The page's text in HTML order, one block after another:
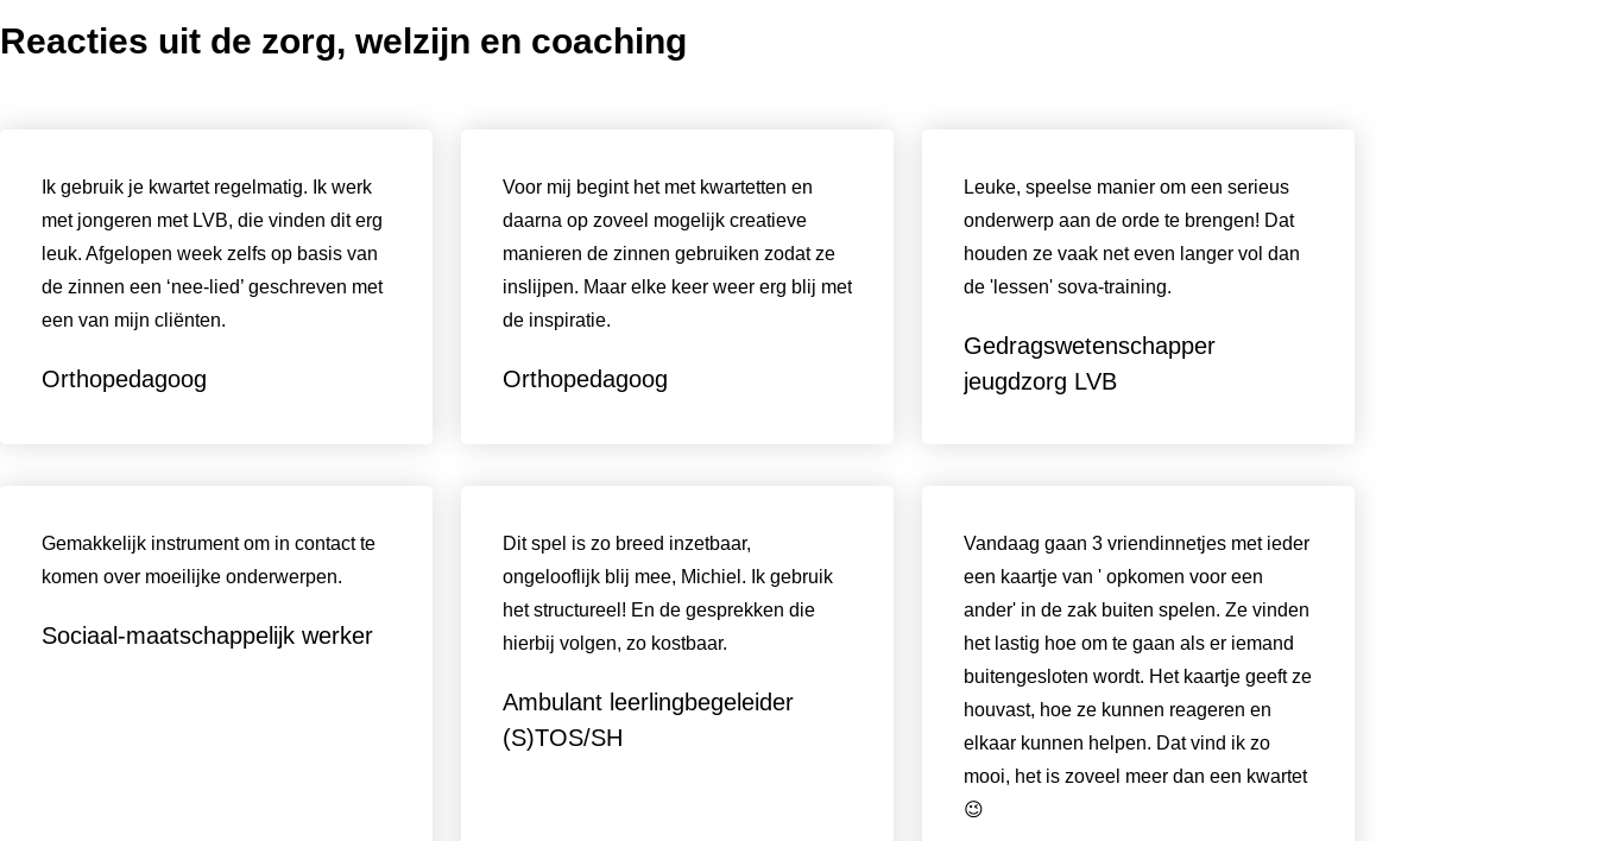
Reacties uit de zorg, welzijn en coaching
Ik gebruik je kwartet regelmatig. Ik werk
met jongeren met LVB, die vinden dit erg
leuk. Afgelopen week zelfs op basis van
de zinnen een ‘nee-lied’ geschreven met
een van mijn cliënten.
Orthopedagoog
Voor mij begint het met kwartetten en
daarna op zoveel mogelijk creatieve
manieren de zinnen gebruiken zodat ze
inslijpen. Maar elke keer weer erg blij met
de inspiratie.
Orthopedagoog
Leuke, speelse manier om een serieus
onderwerp aan de orde te brengen! Dat
houden ze vaak net even langer vol dan
de 'lessen' sova-training.
Gedragswetenschapper
jeugdzorg LVB
Gemakkelijk instrument om in contact te
komen over moeilijke onderwerpen.
Sociaal-maatschappelijk werker
Dit spel is zo breed inzetbaar,
ongelooflijk blij mee, Michiel. Ik gebruik
het structureel! En de gesprekken die
hierbij volgen, zo kostbaar.
Ambulant leerlingbegeleider
(S)TOS/SH
Vandaag gaan 3 vriendinnetjes met ieder
een kaartje van ' opkomen voor een
ander' in de zak buiten spelen. Ze vinden
het lastig hoe om te gaan als er iemand
buitengesloten wordt. Het kaartje geeft ze
houvast, hoe ze kunnen reageren en
elkaar kunnen helpen. Dat vind ik zo
mooi, het is zoveel meer dan een kwartet
😉